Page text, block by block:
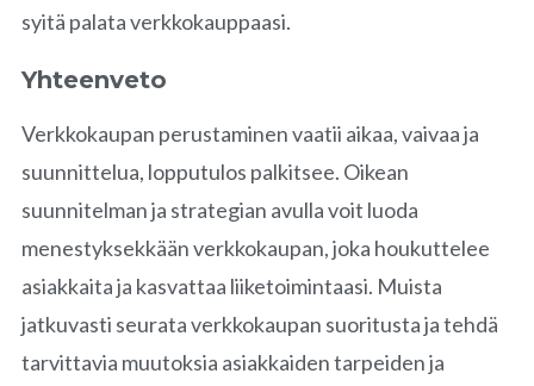
syitä palata verkkokauppaasi.
Yhteenveto
Verkkokaupan perustaminen vaatii aikaa, vaivaa ja
suunnittelua, lopputulos palkitsee. Oikean
suunnitelman ja strategian avulla voit luoda
menestyksekkään verkkokaupan, joka houkuttelee
asiakkaita ja kasvattaa liiketoimintaasi. Muista
jatkuvasti seurata verkkokaupan suoritusta ja tehdä
tarvittavia muutoksia asiakkaiden tarpeiden ja